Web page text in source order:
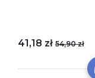
41,18 zł 54,90 zł